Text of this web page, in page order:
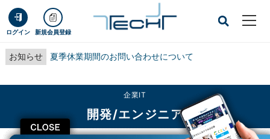
ログイン 新規会員登録
お知らせ 夏季休業期間のお問い合わせについて
CLOSE
企業IT
開発/エンジニア